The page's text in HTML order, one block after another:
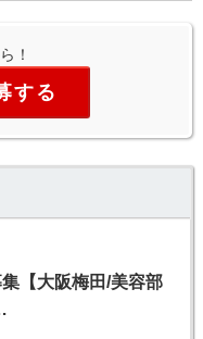
！
する
【大阪梅田/美容部